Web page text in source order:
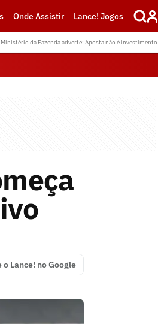
Onde Assistir Lance! Jogos
da Fazenda adverte: Aposta não é investimento
o Lance! no Google